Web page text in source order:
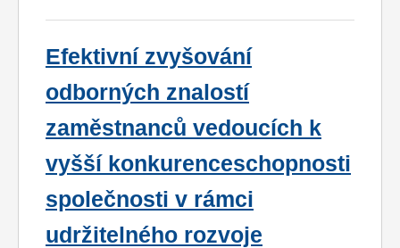
Efektivní zvyšování
odborných znalostí
zaměstnanců vedoucích k
vyšší konkurenceschopnosti
společnosti v rámci
udržitelného rozvoje